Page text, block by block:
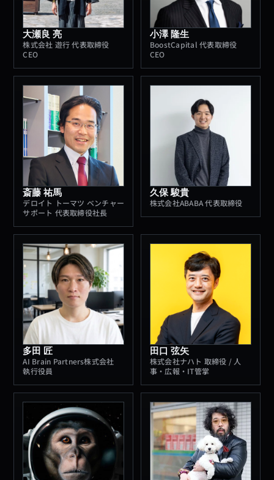
大瀬良 亮
株式会社 遊行 代表取締役
CEO
小澤 隆生
BoostCapital 代表取締役
CEO
斎藤 祐馬
デロイト トーマツ ベンチャー
サポート 代表取締役社長
久保 駿貴
株式会社ABABA 代表取締役
多田 匠
AI Brain Partners株式会社
執行役員
田口 弦矢
株式会社ナハト 取締役 / 人
事・広報・IT管掌